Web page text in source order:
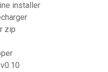
installer
zip